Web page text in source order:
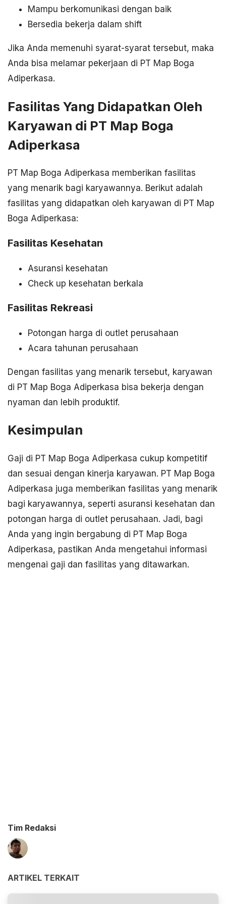
Mampu berkomunikasi dengan baik
Bersedia bekerja dalam shift
Jika Anda memenuhi syarat-syarat tersebut, maka
Anda bisa melamar pekerjaan di PT Map Boga
Adiperkasa.
Fasilitas Yang Didapatkan Oleh
Karyawan di PT Map Boga
Adiperkasa
PT Map Boga Adiperkasa memberikan fasilitas
yang menarik bagi karyawannya. Berikut adalah
fasilitas yang didapatkan oleh karyawan di PT Map
Boga Adiperkasa:
Fasilitas Kesehatan
Asuransi kesehatan
Check up kesehatan berkala
Fasilitas Rekreasi
Potongan harga di outlet perusahaan
Acara tahunan perusahaan
Dengan fasilitas yang menarik tersebut, karyawan
di PT Map Boga Adiperkasa bisa bekerja dengan
nyaman dan lebih produktif.
Kesimpulan
Gaji di PT Map Boga Adiperkasa cukup kompetitif
dan sesuai dengan kinerja karyawan. PT Map Boga
Adiperkasa juga memberikan fasilitas yang menarik
bagi karyawannya, seperti asuransi kesehatan dan
potongan harga di outlet perusahaan. Jadi, bagi
Anda yang ingin bergabung di PT Map Boga
Adiperkasa, pastikan Anda mengetahui informasi
mengenai gaji dan fasilitas yang ditawarkan.
Tim Redaksi
ARTIKEL TERKAIT